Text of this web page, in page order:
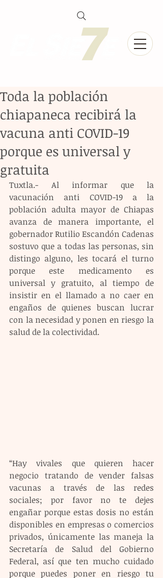
Toda la población
chiapaneca recibirá la
vacuna anti COVID-19
porque es universal y
gratuita
Tuxtla.- Al informar que la
vacunación anti COVID-19 a la
población adulta mayor de Chiapas
avanza de manera importante, el
gobernador Rutilio Escandón Cadenas
sostuvo que a todas las personas, sin
distingo alguno, les tocará el turno
porque este medicamento es
universal y gratuito, al tiempo de
insistir en el llamado a no caer en
engaños de quienes buscan lucrar
con la necesidad y ponen en riesgo la
salud de la colectividad.
“Hay vivales que quieren hacer
negocio tratando de vender falsas
vacunas a través de las redes
sociales; por favor no te dejes
engañar porque estas dosis no están
disponibles en empresas o comercios
privados, únicamente las maneja la
Secretaría de Salud del Gobierno
Federal, así que ten mucho cuidado
porque puedes poner en riesgo tu